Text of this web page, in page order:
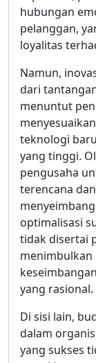
hubungan
pelanggan,
loyalitas
Namun,
dari
menuntut
teknologi
yang tinggi.
pengusaha
terencana
optimalisasi
tidak disertai
yang rasional.
Di sisi lain,
dalam
yang sukses